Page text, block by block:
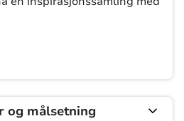
og målsetning